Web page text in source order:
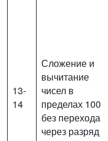
13-
14
Сложение и
вычитание
чисел в
пределах 100
без перехода
через разряд